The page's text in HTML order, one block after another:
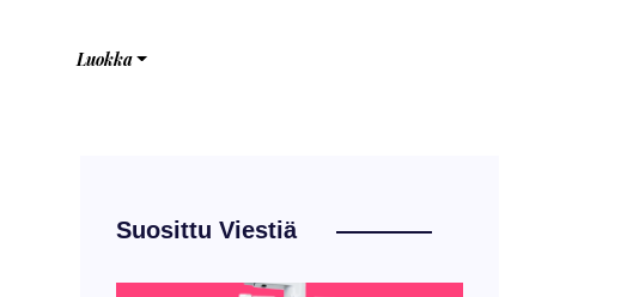
Luokka
Suosittu Viestiä